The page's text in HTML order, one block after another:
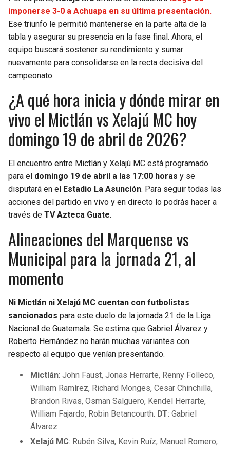
imponerse 3-0 a Achuapa en su última presentación.
Ese triunfo le permitió mantenerse en la parte alta de la
tabla y asegurar su presencia en la fase final. Ahora, el
equipo buscará sostener su rendimiento y sumar
nuevamente para consolidarse en la recta decisiva del
campeonato.
¿A qué hora inicia y dónde mirar en
vivo el Mictlán vs Xelajú MC hoy
domingo 19 de abril de 2026?
El encuentro entre Mictlán y Xelajú MC está programado
para el domingo 19 de abril a las 17:00 horas y se
disputará en el Estadio La Asunción. Para seguir todas las
acciones del partido en vivo y en directo lo podrás hacer a
través de TV Azteca Guate.
Alineaciones del Marquense vs
Municipal para la jornada 21, al
momento
Ni Mictlán ni Xelajú MC cuentan con futbolistas
sancionados para este duelo de la jornada 21 de la Liga
Nacional de Guatemala. Se estima que Gabriel Álvarez y
Roberto Hernández no harán muchas variantes con
respecto al equipo que venían presentando.
Mictlán: John Faust, Jonas Herrarte, Renny Folleco,
William Ramírez, Richard Monges, Cesar Chinchilla,
Brandon Rivas, Osman Salguero, Kendel Herrarte,
William Fajardo, Robin Betancourth. DT: Gabriel
Álvarez
Xelajú MC: Rubén Silva, Kevin Ruíz, Manuel Romero,